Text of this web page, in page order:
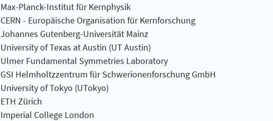
Max-Planck-Institut für Kernphysik
CERN - Europäische Organisation für Kernforschung
Johannes Gutenberg-Universität Mainz
University of Texas at Austin (UT Austin)
Ulmer Fundamental Symmetries Laboratory
GSI Helmholtzzentrum für Schwerionenforschung GmbH
University of Tokyo (UTokyo)
ETH Zürich
Imperial College London